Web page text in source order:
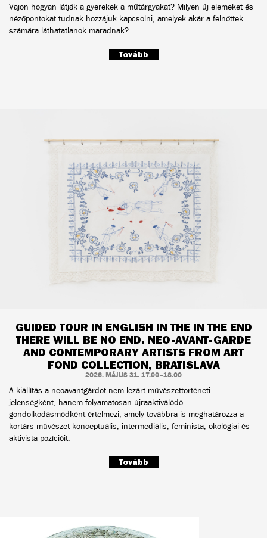
Vajon hogyan látják a gyerekek a műtárgyakat? Milyen új elemeket és
nézőpontokat tudnak hozzájuk kapcsolni, amelyek akár a felnőttek
számára láthatatlanok maradnak?
Tovább
GUIDED TOUR IN ENGLISH IN THE IN THE END
THERE WILL BE NO END. NEO-AVANT-GARDE
AND CONTEMPORARY ARTISTS FROM ART
FOND COLLECTION, BRATISLAVA
2026. MÁJUS 31. 17.00–18.00
A kiállítás a neoavantgárdot nem lezárt művészettörténeti
jelenségként, hanem folyamatosan újraaktiválódó
gondolkodásmódként értelmezi, amely továbbra is meghatározza a
kortárs művészet konceptuális, intermediális, feminista, ökológiai és
aktivista pozícióit.
Tovább